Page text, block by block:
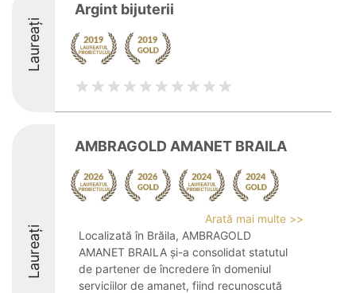
Laureați
Argint bijuterii
Laureați
AMBRAGOLD AMANET BRAILA
Arată mai multe >>
Localizată în Brăila, AMBRAGOLD
AMANET BRAILA și-a consolidat statutul
de partener de încredere în domeniul
serviciilor de amanet, fiind recunoscută